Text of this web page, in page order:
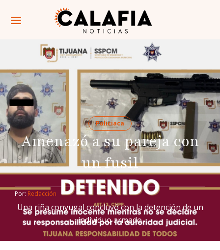
Policiaca
Amenazó a su pareja con
un fusil
Por: Redacción
Una riña conyugal concluyó con la detención de un
individuo armado